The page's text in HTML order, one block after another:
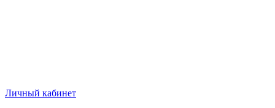
Личный кабинет